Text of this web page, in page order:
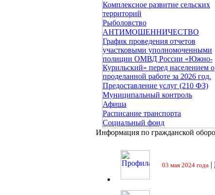
Комплексное развитие сельских
территорий
Рыболовство
АНТИМОШЕННИЧЕСТВО
График проведения отчетов
участковыми уполномоченными
полиции ОМВД России «Южно-
Курильский» перед населением о
проделанной работе за 2026 год.
Предоставление услуг (210 ФЗ)
Муниципальный контроль
Афиша
Расписание транспорта
Социальный фонд
Информация по гражданской
03 мая 2024 года |